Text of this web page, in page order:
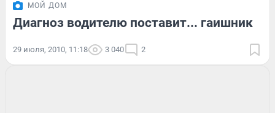
МОЙ ДОМ
Диагноз водителю поставит... гаишник
29 июля, 2010, 11:18 3 040 2